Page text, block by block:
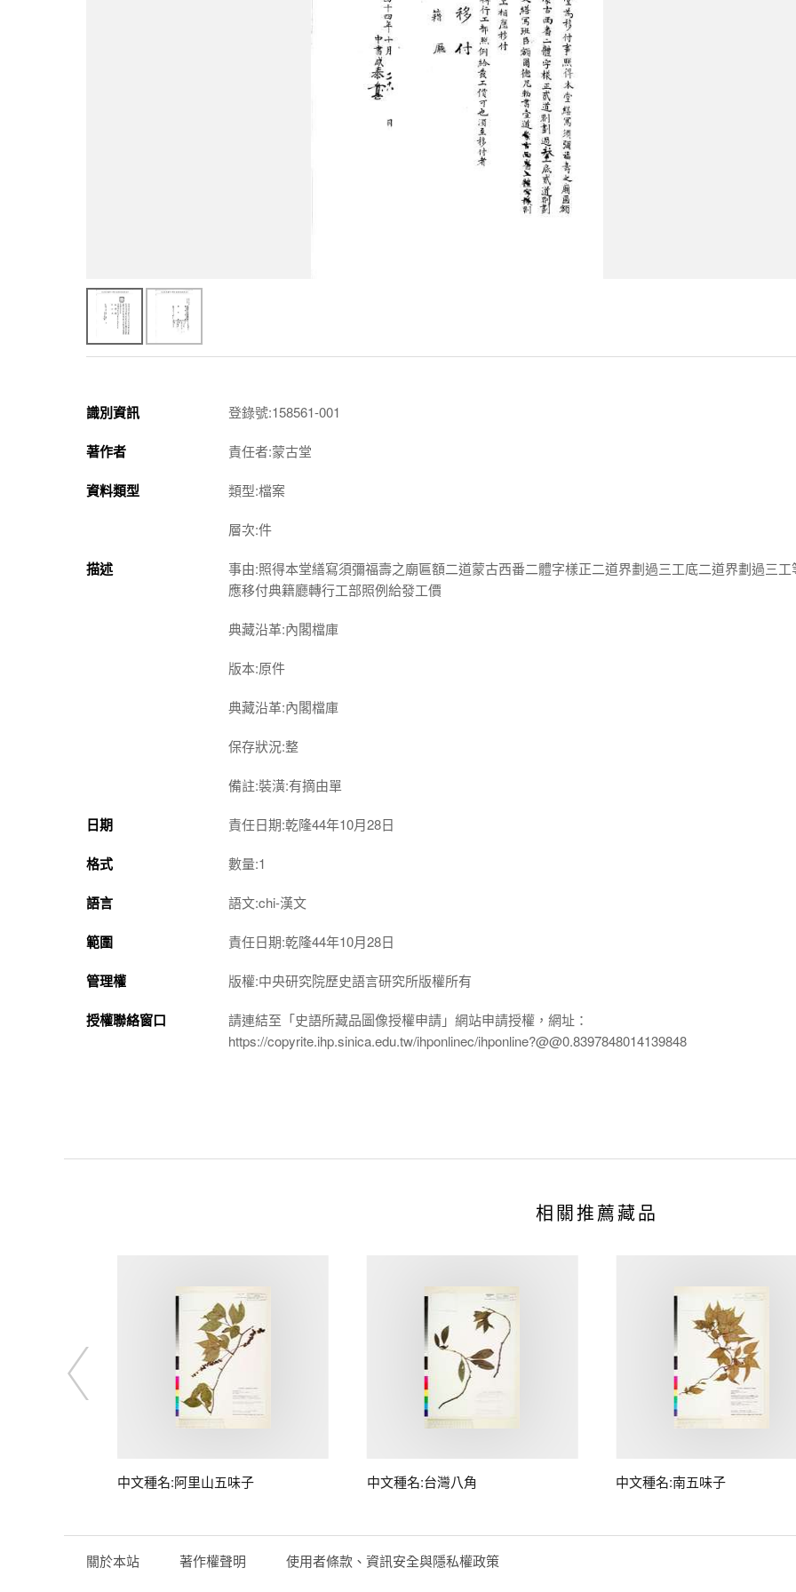
識別資訊 登錄號:158561-001
著作者 責任者:蒙古堂
資料類型 類型:檔案
層次:件
描述
事由:照得本堂繕寫須彌福壽之廟匾額二道蒙古西番二體字樣正二道界劃過三工底二道界劃過三工
應移付典籍廳轉行工部照例給發工價
典藏沿革:內閣檔庫
版本:原件
典藏沿革:內閣檔庫
保存狀況:整
備註:裝潢:有摘由單
日期 責任日期:乾隆44年10月28日
格式 數量:1
語言 語文:chi-漢文
範圍 責任日期:乾隆44年10月28日
管理權 版權:中央研究院歷史語言研究所版權所有
授權聯絡窗口
請連結至「史語所藏品圖像授權申請」網站申請授權，網址：
https://copyrite.ihp.sinica.edu.tw/ihponlinec/ihponline?@@0.8397848014139848
相關推薦藏品
中文種名:阿里山五味子 中文種名:台灣八角 中文種名:南五味子
關於本站 著作權聲明 使用者條款、資訊安全與隱私權政策